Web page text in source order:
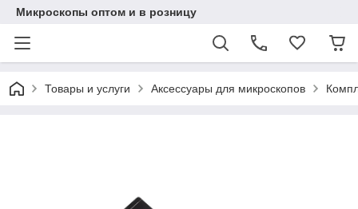
Микроскопы оптом и в розницу
Товары и услуги Аксессуары для микроскопов